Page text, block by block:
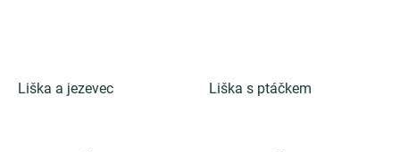
Liška a jezevec Liška s ptáčkem